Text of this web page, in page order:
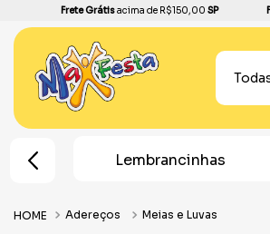
Frete Grátisacima de R$150,00 SP
Topos de Bolo
Adereços Meias e Luvas